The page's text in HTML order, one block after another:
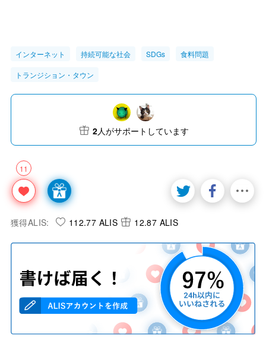
インターネット 持続可能な社会 SDGs 食料問題
トランジション・タウン
11
2人がサポートしています
獲得ALIS: 112.77 ALIS 12.87 ALIS